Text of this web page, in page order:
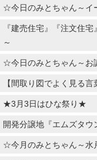
☆今日のみとちゃん～イ
『建売住宅』『注文住
～
☆今日のみとちゃん～お
【間取り図でよく見る
★3月3日はひな祭り★
開発分譲地『エムズタウ
☆今月のみとちゃん～水